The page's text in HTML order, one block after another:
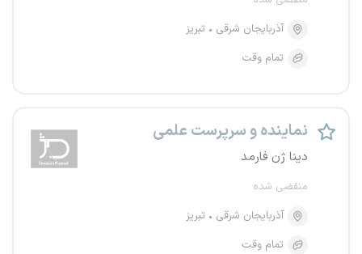
آذربایجان شرقی
تبریز
تمام وقت
نماینده و سرپرست علمی
دینا ژن فارمد
منقضی شده
آذربایجان شرقی
تبریز
تمام وقت